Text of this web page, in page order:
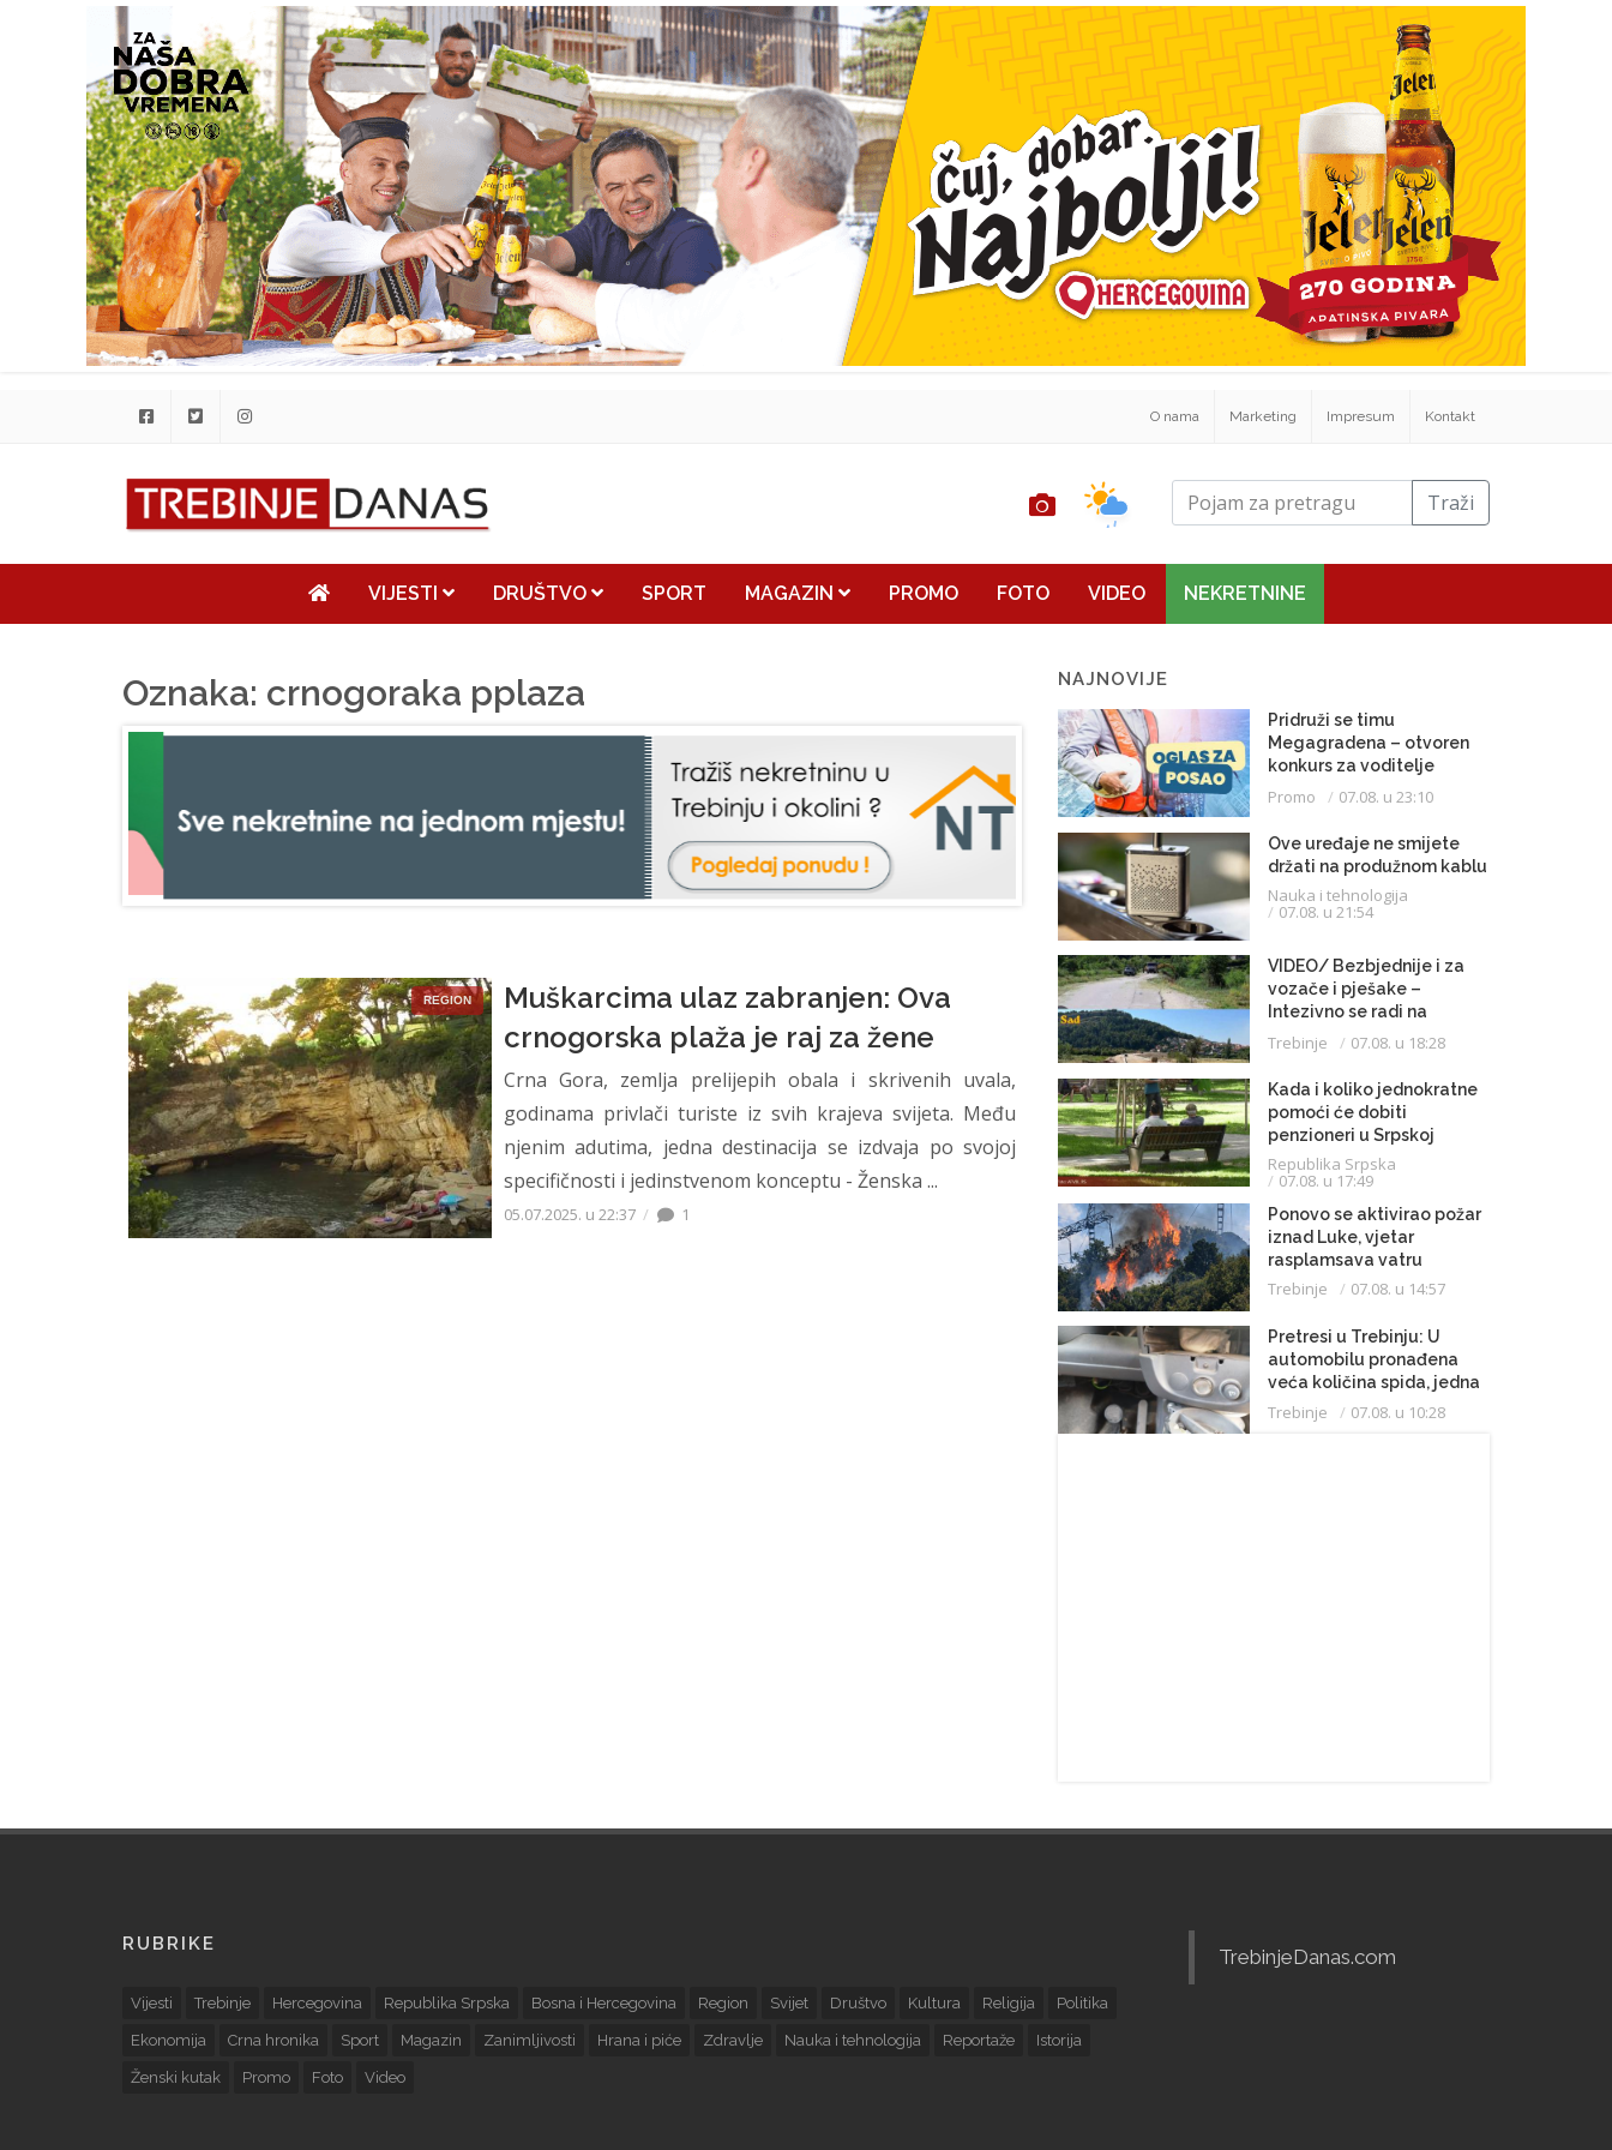
O nama Marketing Impresum Kontakt
Traži
VIJESTI DRUŠTVO SPORT MAGAZIN PROMO FOTO VIDEO NEKRETNINE
Oznaka: crnogoraka pplaza
REGION
Muškarcima ulaz zabranjen: Ova
crnogorska plaža je raj za žene
Crna Gora, zemlja prelijepih obala i skrivenih uvala,
godinama privlači turiste iz svih krajeva svijeta. Među
njenim adutima, jedna destinacija se izdvaja po svojoj
specifičnosti i jedinstvenom konceptu - Ženska ...
05.07.2025. u 22:37 1
NAJNOVIJE
Pridruži se timu
Megagradena – otvoren
konkurs za voditelje
gradilišta
Promo 07.08. u 23:10
Ove uređaje ne smijete
držati na produžnom kablu
Nauka i tehnologija
07.08. u 21:54
VIDEO/ Bezbjednije i za
vozače i pješake –
Intezivno se radi na
proširenju saobraćajnice
Trebinje 07.08. u 18:28
Kada i koliko jednokratne
pomoći će dobiti
penzioneri u Srpskoj
Republika Srpska
07.08. u 17:49
Ponovo se aktivirao požar
iznad Luke, vjetar
rasplamsava vatru
Trebinje 07.08. u 14:57
Pretresi u Trebinju: U
automobilu pronađena
veća količina spida, jedna
osoba uhapšena
Trebinje 07.08. u 10:28
RUBRIKE
Vijesti Trebinje Hercegovina Republika Srpska Bosna i Hercegovina Region Svijet Društvo Kultura Religija Politika
Ekonomija Crna hronika Sport Magazin Zanimljivosti Hrana i piće Zdravlje Nauka i tehnologija Reportaže Istorija
Ženski kutak Promo Foto Video
TrebinjeDanas.com